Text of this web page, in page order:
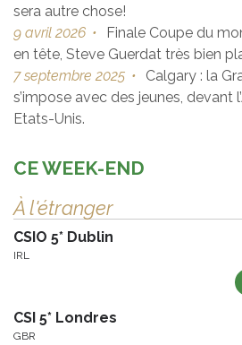
sera autre chose!
9 avril 2026 •
Finale Coupe du
en tête, Steve Guerdat très bien
7 septembre 2025 •
Calgary : la
s’impose avec des jeunes, devant
Etats-Unis.
CE WEEK-END
À l'étranger
CSIO 5* Dublin
IRL
CSI 5* Londres
GBR